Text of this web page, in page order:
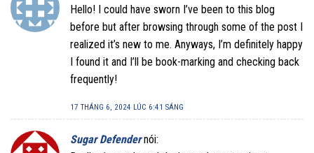
Hello! I could have sworn I’ve been to this blog
before but after browsing through some of the post I
realized it’s new to me. Anyways, I’m definitely happy
I found it and I’ll be book-marking and checking back
frequently!
17 THÁNG 6, 2024 LÚC 6:41 SÁNG
Sugar Defender nói: